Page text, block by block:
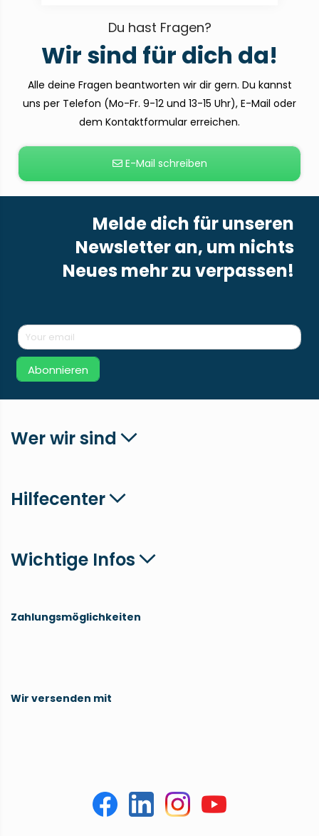
Du hast Fragen?
Wir sind für dich da!
Alle deine Fragen beantworten wir dir gern. Du kannst
uns per Telefon (Mo-Fr. 9-12 und 13-15 Uhr), E-Mail oder
dem Kontaktformular erreichen.
E-Mail schreiben
Melde dich für unseren
Newsletter an, um nichts
Neues mehr zu verpassen!
Abonnieren
Wer wir sind
Hilfecenter
Wichtige Infos
Zahlungsmöglichkeiten
Wir versenden mit